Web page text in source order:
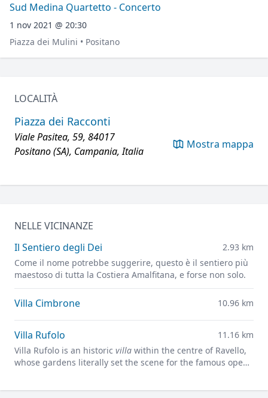
Sud Medina Quartetto - Concerto
1 nov 2021 @ 20:30
Piazza dei Mulini • Positano
LOCALITÀ
Piazza dei Racconti
Viale Pasitea, 59, 84017
Positano (SA), Campania, Italia
Mostra mappa
NELLE VICINANZE
Il Sentiero degli Dei
2.93 km
Come il nome potrebbe suggerire, questo è il sentiero più
maestoso di tutta la Costiera Amalfitana, e forse non solo.
Villa Cimbrone 10.96 km
Villa Rufolo
11.16 km
Villa Rufolo is an historic villa within the centre of Ravello,
whose gardens literally set the scene for the famous open-